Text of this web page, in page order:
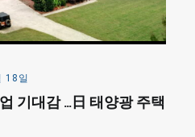
18일
기대감 …日 태양광 주택